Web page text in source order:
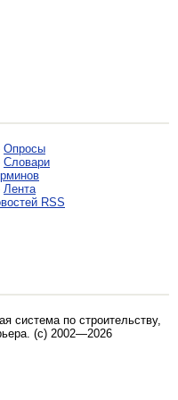
Опросы
Словари
Лента
RSS
система по строительству,
. (c) 2002—2026